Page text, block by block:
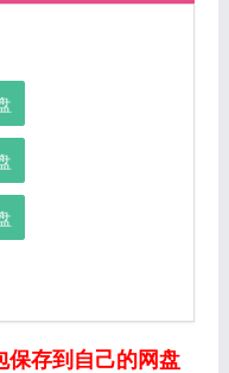
保存到自己的网盘